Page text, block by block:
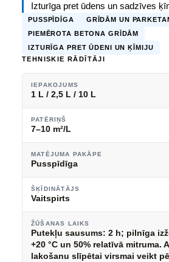
Izturīga pret ūdens un sadzīves
PUSSPĪDĪGA
GRĪDĀM UN
PIEMĒROTA BETONA GRĪDĀM
IZTURĪGA PRET ŪDENI UN ĶĪMIJU
TEHNISKIE RĀDĪTĀJI
IEPAKOJUMS
1 L / 2,5 L / 10 L
PATĒRIŅŠ
7–10 m²/L
MATĒJUMA PAKĀPE
Pusspīdīga
ŠĶĪDINĀTĀJS
Vaitspirts
ŽŪŠANAS LAIKS
Putekļu sausums: 2 h; pilnīga
+20 °C un 50% relatīvā mitruma.
lakošanu slīpētai virsmai veikt